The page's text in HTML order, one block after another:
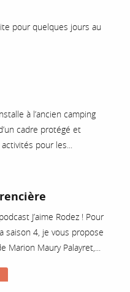
pour quelques jours au
à l’ancien camping
cadre protégé et
pour les...
J’aime Rodez ! Pour
saison 4, je vous propose
Marion Maury Palayret,...